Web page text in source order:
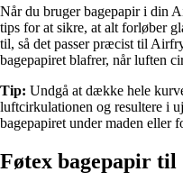
Når du bruger bagepapir i din
tips for at sikre, at alt forløber
til, så det passer præcist til
bagepapiret blafrer, når luften
Tip: Undgå at dække hele
luftcirkulationen og resultere i
bagepapiret under maden eller
Føtex bagepapir